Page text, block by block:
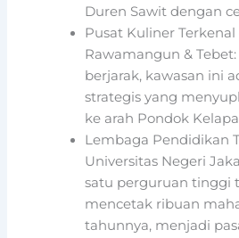
Duren Sawit dengan
Pusat Kuliner Terkenal
Rawamangun &
berjarak, kawasan ini
strategis yang
ke arah Pondok
Lembaga Pendidikan
Universitas Negeri
satu perguruan tinggi
mencetak ribuan
tahunnya, menjadi